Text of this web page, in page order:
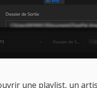
une playlist, un